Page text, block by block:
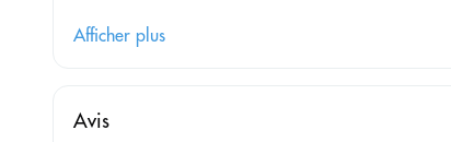
Afficher plus
Avis